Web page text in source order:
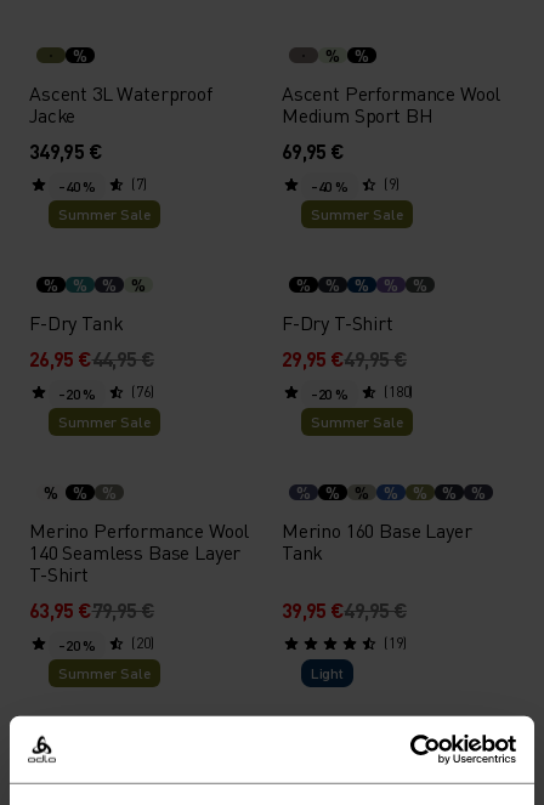
%
Ascent 3L Waterproof
Jacke
349,95 €
(7)
% %
Ascent Performance Wool
Medium Sport BH
69,95 €
(9)
-40 %
Summer Sale
% % % %
F-Dry Tank
26,95 €44,95 €
(76)
-40 %
Summer Sale
% % % % %
F-Dry T-Shirt
29,95 €49,95 €
(180)
-20 %
Summer Sale
% % %
Merino Performance Wool
140 Seamless Base Layer
T-Shirt
63,95 €79,95 €
(20)
-20 %
Summer Sale
% % % % % % %
Merino 160 Base Layer
Tank
39,95 €49,95 €
(19)
-20 %
Summer Sale
%
%
Light
% % %